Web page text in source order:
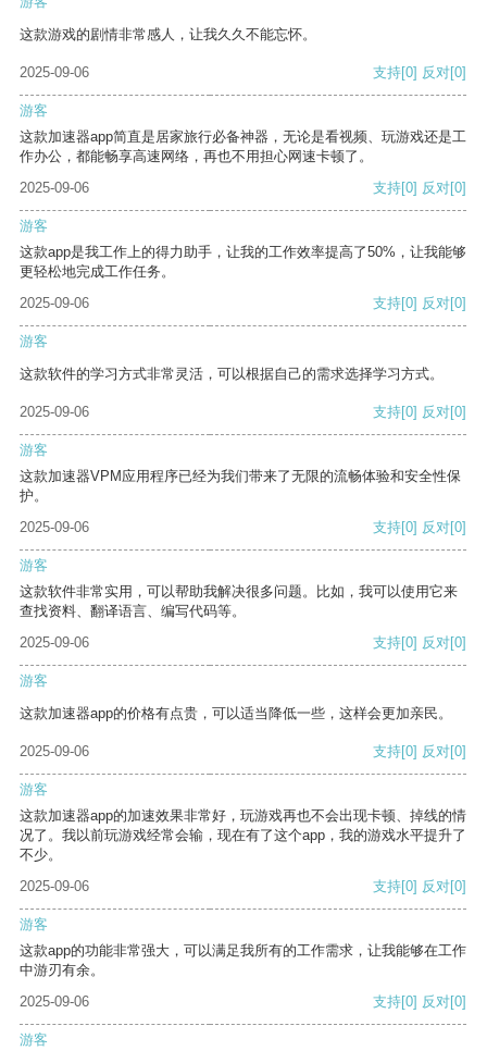
这款游戏的剧情非常感人，让我久久不能忘怀。
2025-09-06 支持[0] 反对[0]
游客
这款加速器app简直是居家旅行必备神器，无论是看视频、玩游戏还是工
作办公，都能畅享高速网络，再也不用担心网速卡顿了。
2025-09-06
支持[0] 反对[0]
游客
这款app是我工作上的得力助手，让我的工作效率提高了50%，让我能够
更轻松地完成工作任务。
2025-09-06
支持[0] 反对[0]
游客
这款软件的学习方式非常灵活，可以根据自己的需求选择学习方式。
2025-09-06 支持[0] 反对[0]
游客
这款加速器VPM应用程序已经为我们带来了无限的流畅体验和安全性保
护。
2025-09-06
支持[0] 反对[0]
游客
这款软件非常实用，可以帮助我解决很多问题。比如，我可以使用它来
查找资料、翻译语言、编写代码等。
2025-09-06
支持[0] 反对[0]
游客
这款加速器app的价格有点贵，可以适当降低一些，这样会更加亲民。
2025-09-06 支持[0] 反对[0]
游客
这款加速器app的加速效果非常好，玩游戏再也不会出现卡顿、掉线的情
况了。我以前玩游戏经常会输，现在有了这个app，我的游戏水平提升了
不少。
2025-09-06
支持[0] 反对[0]
游客
这款app的功能非常强大，可以满足我所有的工作需求，让我能够在工作
中游刃有余。
2025-09-06
支持[0] 反对[0]
游客